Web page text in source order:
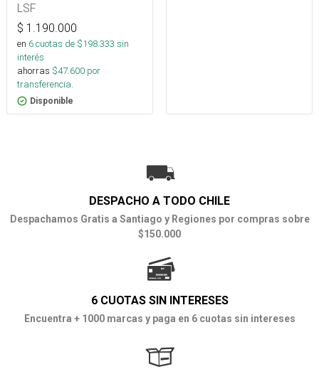
LSF
$ 1.190.000
en 6cuotas de $198.333 sin
interés
ahorras $47.600 por
transferencia.
Disponible
DESPACHO A TODO CHILE
Despachamos Gratis a Santiago y Regiones por compras sobre
$150.000
6 CUOTAS SIN INTERESES
Encuentra + 1000 marcas y paga en 6 cuotas sin intereses